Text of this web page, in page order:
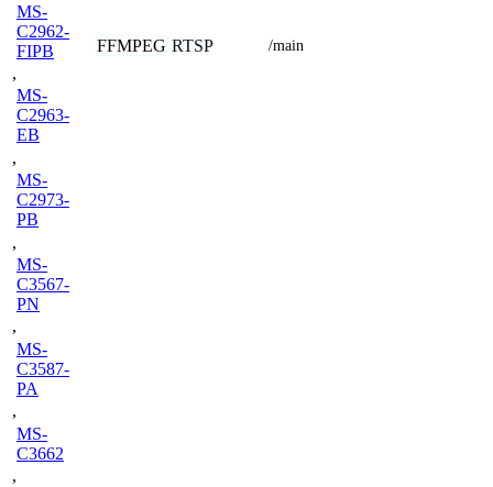
MS-
C2962-
FIPB
,
MS-
C2963-
EB
,
MS-
C2973-
PB
,
MS-
C3567-
PN
,
MS-
C3587-
PA
,
MS-
C3662
,
FFMPEG RTSP /main